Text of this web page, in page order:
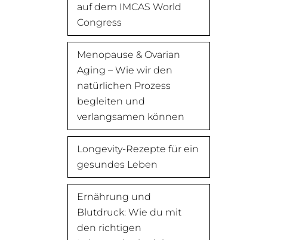
auf dem IMCAS World
Congress
Menopause & Ovarian
Aging – Wie wir den
natürlichen Prozess
begleiten und
verlangsamen können
Longevity-Rezepte für ein
gesundes Leben
Ernährung und
Blutdruck: Wie du mit
den richtigen